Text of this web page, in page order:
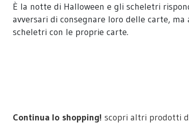
È la notte di Halloween e gli scheletri
avversari di consegnare loro delle carte,
scheletri con le proprie carte.
Continua lo shopping! scopri altri prodotti